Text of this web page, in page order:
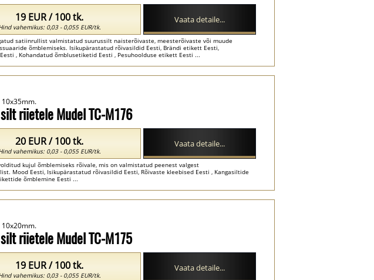
satiinrullist valmistatud suurussilt naisterõivaste, meesterõivaste või muude
õmblemiseks. Isikupärastatud rõivasildid Eesti, Brändi etikett Eesti,
, Kohandatud õmblusetiketid Eesti , Pesuhoolduse etikett Eesti ...
19 EUR / 100 tk.
vahemikus: 0,03 - 0,055 EUR/tk.
Vaata detaile...
riietele Mudel TC-M176
10x35mm.
kujul õmblemiseks rõivale, mis on valmistatud peenest valgest
Mood Eesti, Isikupärastatud rõivasildid Eesti, Rõivaste kleebised Eesti , Kangasiltide
õmblemine Eesti ...
20 EUR / 100 tk.
vahemikus: 0,03 - 0,055 EUR/tk.
Vaata detaile...
riietele Mudel TC-M175
10x20mm.
19 EUR / 100 tk.
vahemikus: 0,03 - 0,055 EUR/tk.
Vaata detaile...